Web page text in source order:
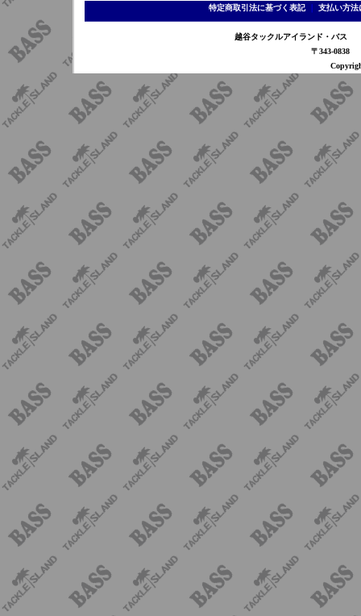
特定商取引法に基づく表記｜ 支払い方法
越谷タックルアイランド・バ
〒343-0838